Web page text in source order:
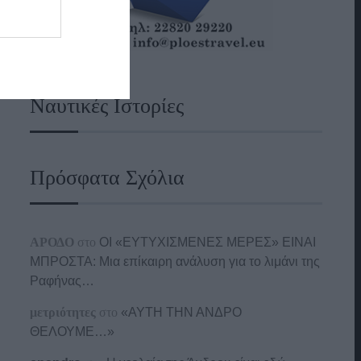
Ναυτικές Ιστορίες
Πρόσφατα Σχόλια
ΑΡΟΔΟ στο ΟΙ «ΕΥΤΥΧΙΣΜΕΝΕΣ ΜΕΡΕΣ» ΕΙΝΑΙ
ΜΠΡΟΣΤΑ: Μια επίκαιρη ανάλυση για το λιμάνι της
Ραφήνας…
μετριότητες στο «ΑΥΤΗ ΤΗΝ ΑΝΔΡΟ
ΘΕΛΟΥΜΕ…»